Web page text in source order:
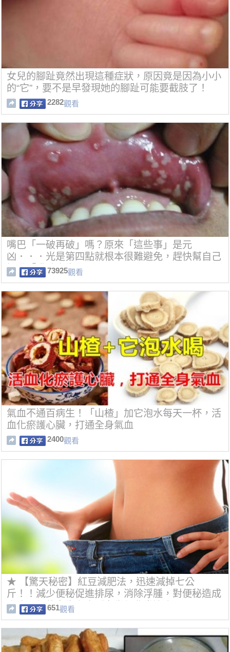
女兒的腳趾竟然出現這種症狀，原因竟是因為小小
的“它”，要不是早發現她的腳趾可能要截肢了！
2282觀看
嘴巴「一破再破」嗎？原來「這些事」是元
凶．．．光是第四點就根本很難避免，趕快幫自己
擺脫「嘴破人生」！
73925觀看
氣血不通百病生！「山楂」加它泡水每天一杯，活
血化瘀護心臟，打通全身氣血
2400觀看
★ 【驚天秘密】紅豆減肥法，迅速減掉七公
斤！！減少便秘促進排尿，消除浮腫，對便秘造成
小腹凸起的女生和水腫女生都非常適合。
651觀看